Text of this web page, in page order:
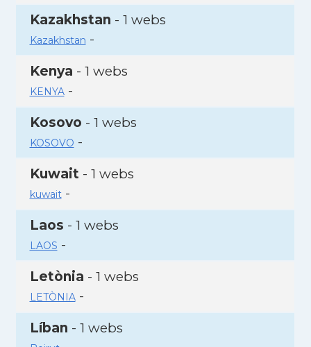
Kazakhstan - 1 webs
Kazakhstan -
Kenya - 1 webs
KENYA-
Kosovo - 1 webs
KOSOVO -
Kuwait - 1 webs
kuwait-
Laos - 1 webs
LAOS -
Letònia - 1 webs
LETÒNIA-
Líban - 1 webs